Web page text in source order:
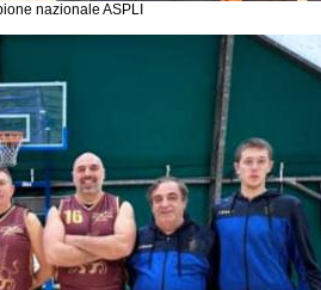
nazionale ASPLI